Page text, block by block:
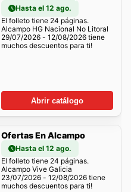
Hasta el 12 ago.
El folleto tiene 24 páginas.
Alcampo HG Nacional No Litoral
29/07/2026 - 12/08/2026 tiene
muchos descuentos para ti!
Abrir catálogo
Ofertas En Alcampo
Hasta el 12 ago.
El folleto tiene 24 páginas.
Alcampo Vive Galicia
23/07/2026 - 12/08/2026 tiene
muchos descuentos para ti!